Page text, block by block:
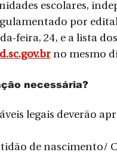
escolares,
por
feira, 24, e a lista
no mesmo
necessária?
legais deverão
de nascimento/